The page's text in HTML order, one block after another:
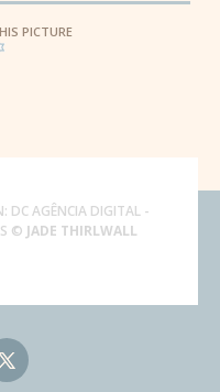
PICTURE
DC AGÊNCIA DIGITAL-
© JADE THIRLWALL